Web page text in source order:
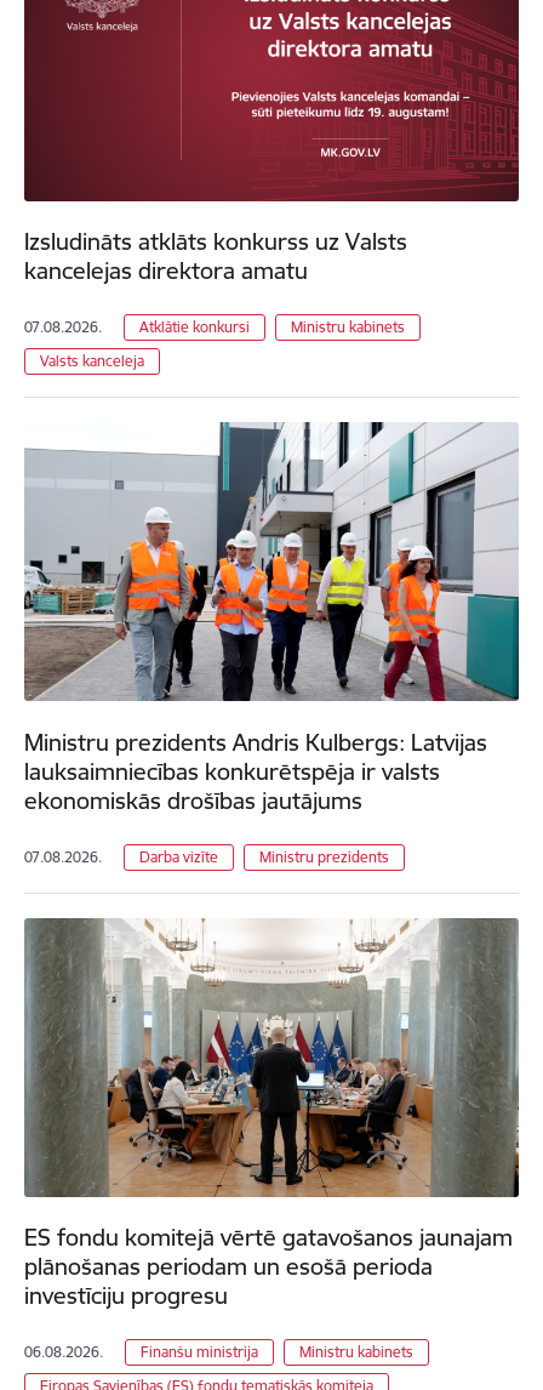
Izsludināts atklāts konkurss uz Valsts
kancelejas direktora amatu
07.08.2026. Atklātie konkursi
Ministru kabinets
Valsts kanceleja
Ministru prezidents Andris Kulbergs: Latvijas
lauksaimniecības konkurētspēja ir valsts
ekonomiskās drošības jautājums
07.08.2026. Darba vizīte Ministru prezidents
ES fondu komitejā vērtē gatavošanos jaunajam
plānošanas periodam un esošā perioda
investīciju progresu
06.08.2026. Finanšu ministrija
Ministru kabinets
Eiropas Savienības (ES) fondu tematiskās komiteja